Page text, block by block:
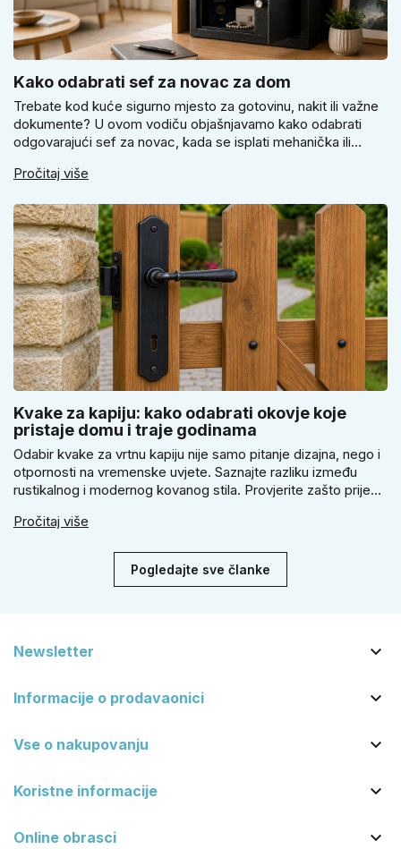
Kako odabrati sef za novac za dom
Trebate kod kuće sigurno mjesto za gotovinu, nakit ili važne
dokumente? U ovom vodiču objašnjavamo kako odabrati
odgovarajući sef za novac, kada se isplati mehanička ili
za stvarnu sigurnost. Dobit ćete praktične savjete za odabir
Pročitaj više
Kvake za kapiju: kako odabrati okovje koje
pristaje domu i traje godinama
Odabir kvake za vrtnu kapiju nije samo pitanje dizajna, nego i
otpornosti na vremenske uvjete. Saznajte razliku između
rustikalnog i modernog kovanog stila. Provjerite zašto prije
se zbog veće sigurnosti isplati odabrati kvaku s kuglom za
Pročitaj više
Pogledajte sve članke
Newsletter 
Informacije o prodavaonici 
Vse o nakupovanju 
Koristne informacije 
Online obrasci 